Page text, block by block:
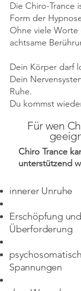
Die Chiro-Trance
Form der
Ohne viele Worte
achtsame
Dein Körper darf
Dein
Ruhe.
Du kommst
Für wen
​Chiro Trance
unterstützend
innerer Unruhe
Erschöpfung und
Überforderung
Spannungen